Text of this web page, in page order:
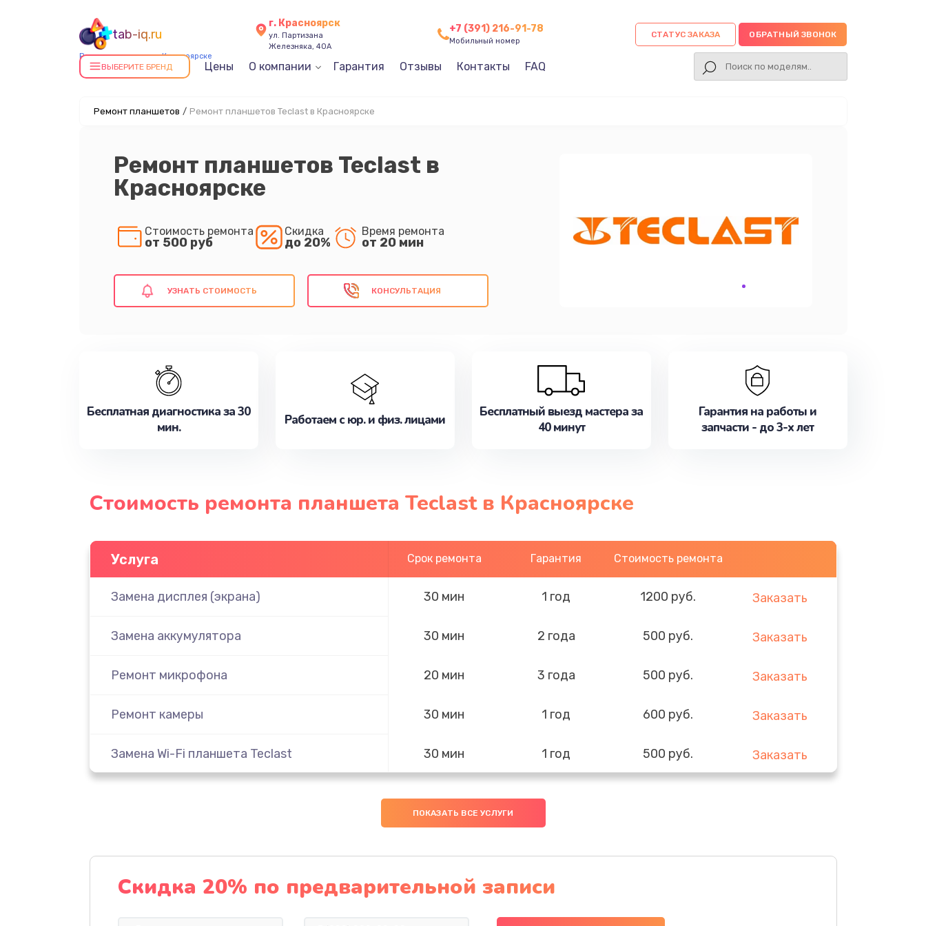
tab-iq.ru
Ремонт планшетов в Красноярске
г. Красноярск
ул. Партизана
Железняка, 40А
+7 (391) 216-91-78
Мобильный номер
СТАТУС ЗАКАЗА ОБРАТНЫЙ ЗВОНОК
ВЫБЕРИТЕ БРЕНД Цены О компании Гарантия Отзывы Контакты FAQ
Ремонт планшетов / Ремонт планшетов Teclast в Красноярске
Ремонт планшетов Teclast в
Красноярске
Стоимость ремонта
от 500 руб
Скидка
до 20%
Время ремонта
от 20 мин
УЗНАТЬ СТОИМОСТЬ КОНСУЛЬТАЦИЯ
Бесплатная диагностика за 30
мин.
Работаем с юр. и физ. лицами
Бесплатный выезд мастера за
40 минут
Гарантия на работы и
запчасти - до 3-х лет
Стоимость ремонта планшета Teclast в Красноярске
Услуга Срок ремонта Гарантия Стоимость ремонта
Замена дисплея (экрана) 30 мин 1 год 1200 руб. Заказать
Замена аккумулятора 30 мин 2 года 500 руб. Заказать
Ремонт микрофона 20 мин 3 года 500 руб. Заказать
Ремонт камеры 30 мин 1 год 600 руб. Заказать
Замена Wi-Fi планшета Teclast 30 мин 1 год 500 руб. Заказать
60 мин 2 года
ПОКАЗАТЬ ВСЕ УСЛУГИ
Скидка 20% по предварительной записи